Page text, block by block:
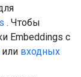
. Чтобы
Embeddings с
или входных